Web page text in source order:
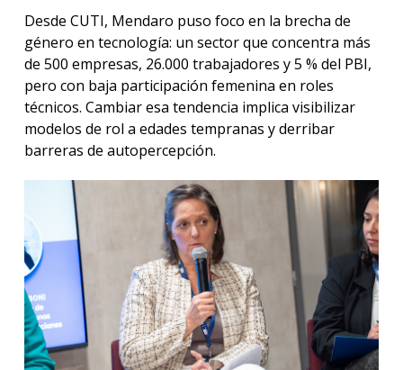
Desde CUTI, Mendaro puso foco en la brecha de
género en tecnología: un sector que concentra más
de 500 empresas, 26.000 trabajadores y 5 % del PBI,
pero con baja participación femenina en roles
técnicos. Cambiar esa tendencia implica visibilizar
modelos de rol a edades tempranas y derribar
barreras de autopercepción.